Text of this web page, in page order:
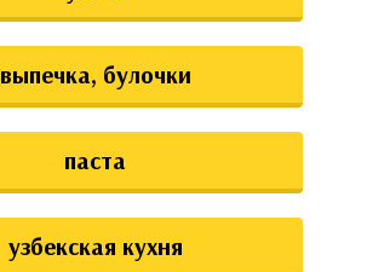
выпечка, булочки
паста
узбекская кухня